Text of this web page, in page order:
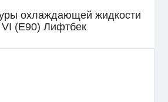
охлаждающей жидкости
(E90) Лифтбек